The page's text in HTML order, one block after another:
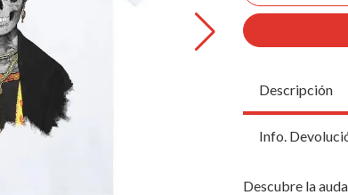
Descripción
Info.
Descubre la